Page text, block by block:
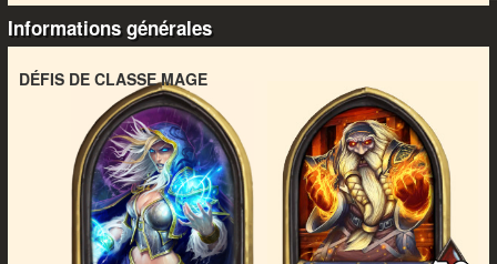
Informations générales
DÉFIS DE CLASSE MAGE